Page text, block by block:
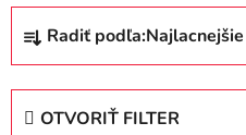
R
d
Radiť podľa:Najlacnejšie
OTVORIŤ FILTER